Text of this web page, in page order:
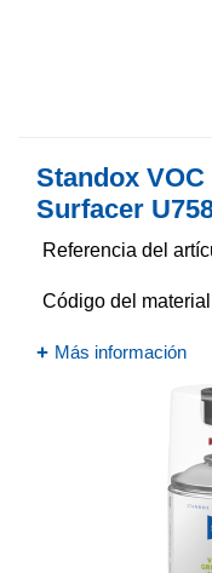
Standox
Surfacer
Referencia del
Código del material
Más información